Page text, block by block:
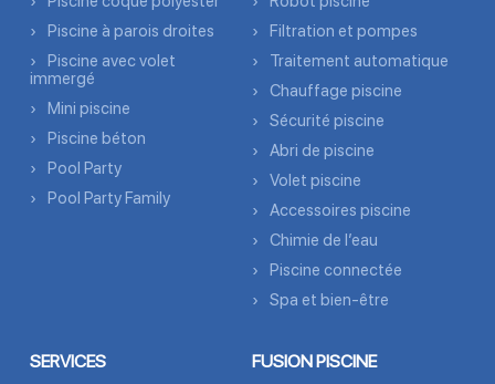
Piscine à parois droites
Piscine avec volet
immergé
Mini piscine
Piscine béton
Pool Party
Pool Party Family
Filtration et pompes
Traitement automatique
Chauffage piscine
Sécurité piscine
Abri de piscine
Volet piscine
Accessoires piscine
Chimie de l’eau
Piscine connectée
Spa et bien-être
SERVICES FUSION PISCINE